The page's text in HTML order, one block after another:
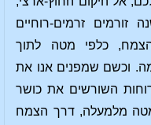
זורמים זרמים-רוחיים
כלפי מטה לתוך
וכשם שמפנים אנו את
השורשים את כושר
מלמעלה, דרך הצמח